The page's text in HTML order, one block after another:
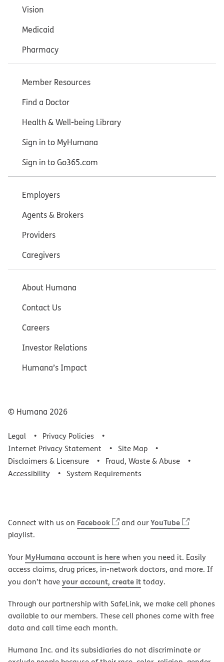
Vision
Medicaid
Pharmacy
Member Resources
Find a Doctor
Health & Well-being Library
Sign in to MyHumana
Sign in to Go365.com
Employers
Agents & Brokers
Providers
Caregivers
About Humana
Contact Us
Careers
Investor Relations
Humana’s Impact
© Humana 2026
Legal
Privacy Policies
Internet Privacy Statement
Site Map
Disclaimers & Licensure
Fraud, Waste & Abuse
Accessibility
System Requirements
Connect with us on Facebook and ourYouTube
playlist.
Your MyHumana account is herewhen you need it. Easily
access claims, drug prices, in-network doctors, and more. If
you don’t haveyour account, create ittoday.
Through our partnership with SafeLink, we make cell phones
available to our members. These cell phones come with free
data and call time each month.
Humana Inc. and its subsidiaries do not discriminate or